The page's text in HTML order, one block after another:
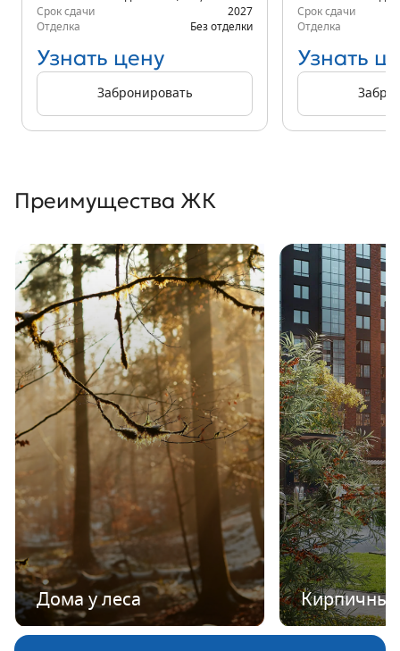
Срок сдачи
2027
Отделка
Без отделки
Узнать цену
Забронировать
Срок сдачи
Отделка
Узнать
Преимущества ЖК
Дома у леса